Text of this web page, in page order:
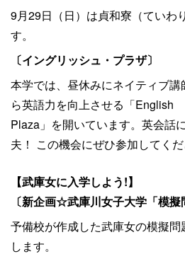
9月29日（日）は貞和寮（ていわ
す。
〔イングリッシュ・プラザ〕
本学では、昼休みにネイティブ
ら英語力を向上させる「English
Plaza 」を開いています。英会話
夫！ この機会にぜひ参加してくだ
【武庫女に入学しよう!】
〔新企画☆武庫川女子大学「模擬
予備校が作成した武庫女の模擬
します。